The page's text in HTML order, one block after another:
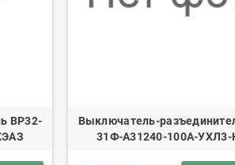
ВР32-
Выключатель-
31Ф-А31240-100А-УХЛ3-